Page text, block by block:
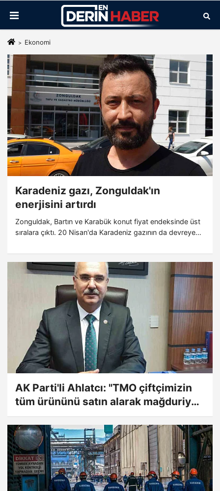
Ekonomi
Karadeniz gazı, Zonguldak'ın
enerjisini artırdı
Zonguldak, Bartın ve Karabük konut fiyat endeksinde üst
sıralara çıktı. 20 Nisan'da Karadeniz gazının da devreye
konut fiyat artışının lideri oldu.
AK Parti'li Ahlatcı: "TMO çiftçimizin
tüm ürününü satın alarak mağduriyeti
giderecek"